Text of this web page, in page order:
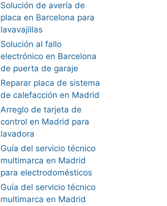
Solución de avería de
placa en Barcelona para
lavavajillas
Solución al fallo
electrónico en Barcelona
de puerta de garaje
Reparar placa de sistema
de calefacción en Madrid
Arreglo de tarjeta de
control en Madrid para
lavadora
Guía del servicio técnico
multimarca en Madrid
para electrodomésticos
Guía del servicio técnico
multimarca en Madrid